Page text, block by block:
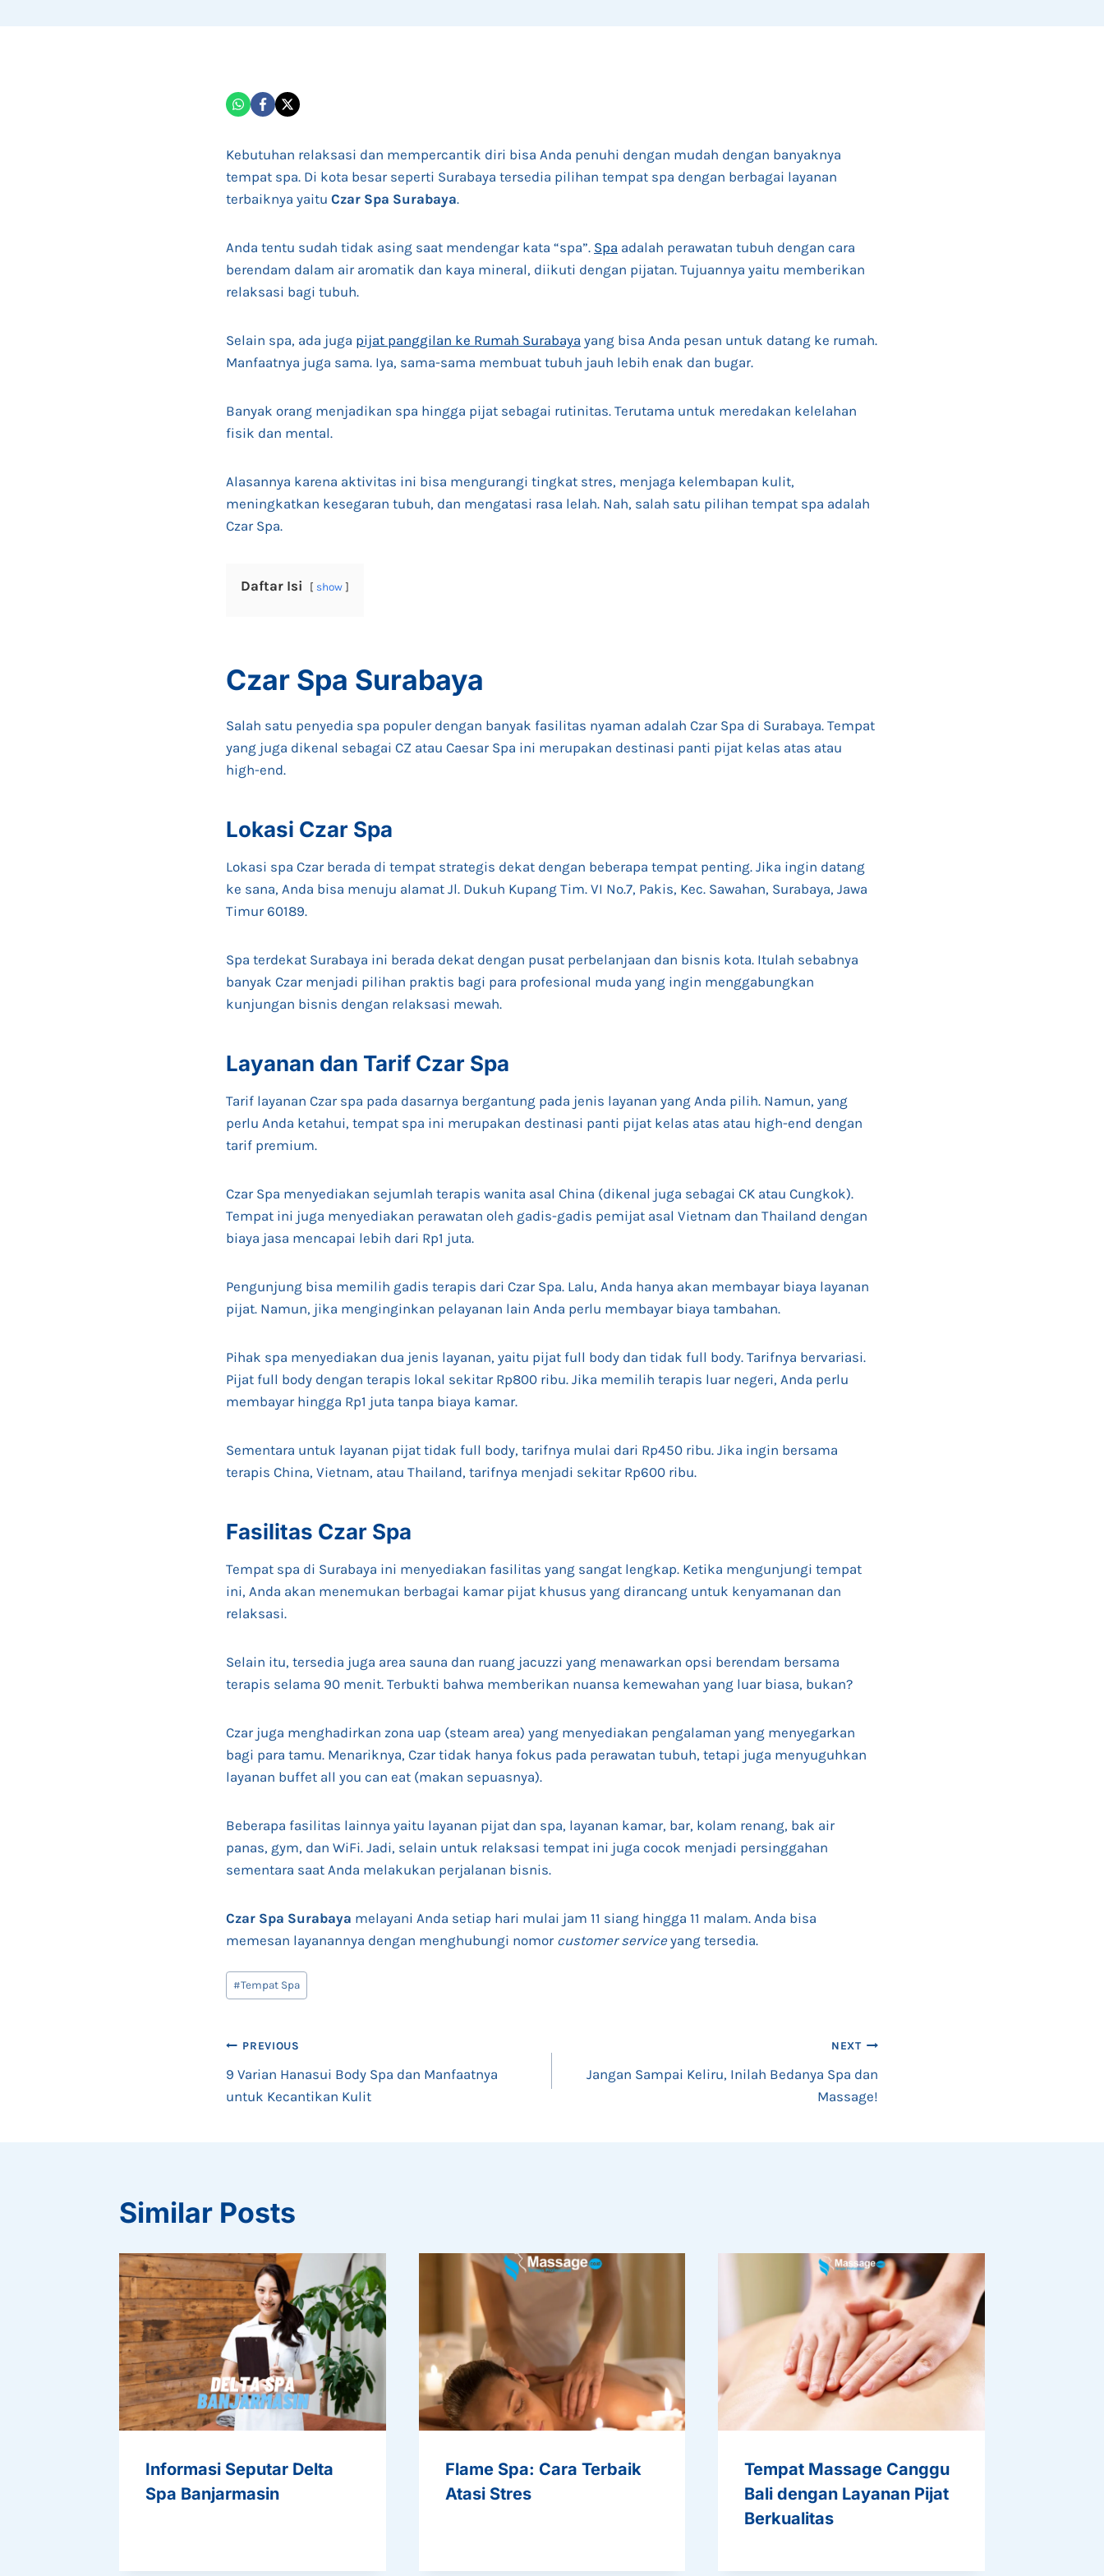
Kebutuhan relaksasi dan mempercantik diri bisa Anda penuhi dengan mudah dengan banyaknya
tempat spa. Di kota besar seperti Surabaya tersedia pilihan tempat spa dengan berbagai layanan
terbaiknya yaitu Czar Spa Surabaya.
Anda tentu sudah tidak asing saat mendengar kata “spa”. Spa adalah perawatan tubuh dengan cara
berendam dalam air aromatik dan kaya mineral, diikuti dengan pijatan. Tujuannya yaitu memberikan
relaksasi bagi tubuh.
Selain spa, ada juga pijat panggilan ke Rumah Surabaya yang bisa Anda pesan untuk datang ke rumah.
Manfaatnya juga sama. Iya, sama-sama membuat tubuh jauh lebih enak dan bugar.
Banyak orang menjadikan spa hingga pijat sebagai rutinitas. Terutama untuk meredakan kelelahan
fisik dan mental.
Alasannya karena aktivitas ini bisa mengurangi tingkat stres, menjaga kelembapan kulit,
meningkatkan kesegaran tubuh, dan mengatasi rasa lelah. Nah, salah satu pilihan tempat spa adalah
Czar Spa.
Daftar Isi show
Czar Spa Surabaya
Salah satu penyedia spa populer dengan banyak fasilitas nyaman adalah Czar Spa di Surabaya. Tempat
yang juga dikenal sebagai CZ atau Caesar Spa ini merupakan destinasi panti pijat kelas atas atau
high-end.
Lokasi Czar Spa
Lokasi spa Czar berada di tempat strategis dekat dengan beberapa tempat penting. Jika ingin datang
ke sana, Anda bisa menuju alamat Jl. Dukuh Kupang Tim. VI No.7, Pakis, Kec. Sawahan, Surabaya, Jawa
Timur 60189.
Spa terdekat Surabaya ini berada dekat dengan pusat perbelanjaan dan bisnis kota. Itulah sebabnya
banyak Czar menjadi pilihan praktis bagi para profesional muda yang ingin menggabungkan
kunjungan bisnis dengan relaksasi mewah.
Layanan dan Tarif Czar Spa
Tarif layanan Czar spa pada dasarnya bergantung pada jenis layanan yang Anda pilih. Namun, yang
perlu Anda ketahui, tempat spa ini merupakan destinasi panti pijat kelas atas atau high-end dengan
tarif premium.
Czar Spa menyediakan sejumlah terapis wanita asal China (dikenal juga sebagai CK atau Cungkok).
Tempat ini juga menyediakan perawatan oleh gadis-gadis pemijat asal Vietnam dan Thailand dengan
biaya jasa mencapai lebih dari Rp1 juta.
Pengunjung bisa memilih gadis terapis dari Czar Spa. Lalu, Anda hanya akan membayar biaya layanan
pijat. Namun, jika menginginkan pelayanan lain Anda perlu membayar biaya tambahan.
Pihak spa menyediakan dua jenis layanan, yaitu pijat full body dan tidak full body. Tarifnya bervariasi.
Pijat full body dengan terapis lokal sekitar Rp800 ribu. Jika memilih terapis luar negeri, Anda perlu
membayar hingga Rp1 juta tanpa biaya kamar.
Sementara untuk layanan pijat tidak full body, tarifnya mulai dari Rp450 ribu. Jika ingin bersama
terapis China, Vietnam, atau Thailand, tarifnya menjadi sekitar Rp600 ribu.
Fasilitas Czar Spa
Tempat spa di Surabaya ini menyediakan fasilitas yang sangat lengkap. Ketika mengunjungi tempat
ini, Anda akan menemukan berbagai kamar pijat khusus yang dirancang untuk kenyamanan dan
relaksasi.
Selain itu, tersedia juga area sauna dan ruang jacuzzi yang menawarkan opsi berendam bersama
terapis selama 90 menit. Terbukti bahwa memberikan nuansa kemewahan yang luar biasa, bukan?
Czar juga menghadirkan zona uap (steam area) yang menyediakan pengalaman yang menyegarkan
bagi para tamu. Menariknya, Czar tidak hanya fokus pada perawatan tubuh, tetapi juga menyuguhkan
layanan buffet all you can eat (makan sepuasnya).
Beberapa fasilitas lainnya yaitu layanan pijat dan spa, layanan kamar, bar, kolam renang, bak air
panas, gym, dan WiFi. Jadi, selain untuk relaksasi tempat ini juga cocok menjadi persinggahan
sementara saat Anda melakukan perjalanan bisnis.
Czar Spa Surabaya melayani Anda setiap hari mulai jam 11 siang hingga 11 malam. Anda bisa
memesan layanannya dengan menghubungi nomor customer service yang tersedia.
Post
Tags:
#Tempat Spa
Post
navigation
PREVIOUS
9 Varian Hanasui Body Spa dan Manfaatnya
untuk Kecantikan Kulit
NEXT
Jangan Sampai Keliru, Inilah Bedanya Spa dan
Massage!
Similar Posts
Informasi Seputar Delta
Spa Banjarmasin
Flame Spa: Cara Terbaik
Atasi Stres
Tempat Massage Canggu
Bali dengan Layanan Pijat
Berkualitas